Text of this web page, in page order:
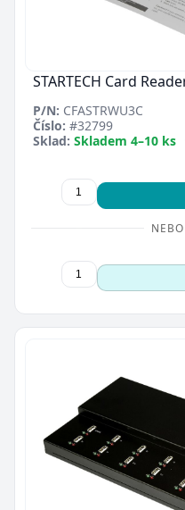
STARTECH Card
P/N: CFASTRWU3C
Číslo: #32799
Sklad: Skladem 4–10 ks